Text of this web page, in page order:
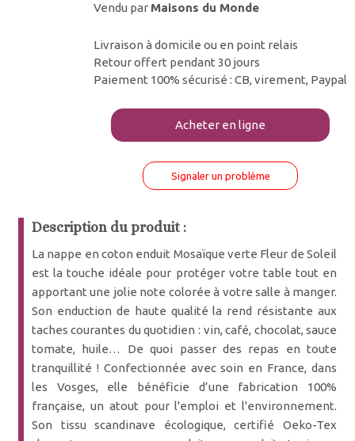
Vendu par Maisons du Monde
Livraison à domicile ou en point relais
Retour offert pendant 30 jours
Paiement 100% sécurisé : CB, virement, Paypal
Acheter en ligne
Signaler un problème
Description du produit :
La nappe en coton enduit Mosaïque verte Fleur de Soleil
est la touche idéale pour protéger votre table tout en
apportant une jolie note colorée à votre salle à manger.
Son enduction de haute qualité la rend résistante aux
taches courantes du quotidien : vin, café, chocolat, sauce
tomate, huile… De quoi passer des repas en toute
tranquillité ! Confectionnée avec soin en France, dans
les Vosges, elle bénéficie d’une fabrication 100%
française, un atout pour l'emploi et l'environnement.
Son tissu scandinave écologique, certifié Oeko-Tex